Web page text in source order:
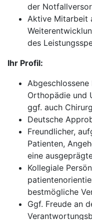
der
Aktive Mitarbeit
des
Ihr Profil:
Orthopädie und
ggf. auch
Deutsche
Freundlicher,
Patienten,
eine
Kollegiale
bestmögliche
Ggf. Freude an